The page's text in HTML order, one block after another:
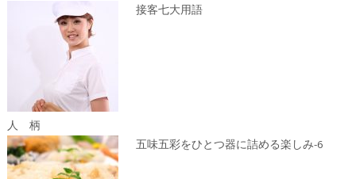
接客七大用語
人 柄
五味五彩をひとつ器に詰める楽しみ-6